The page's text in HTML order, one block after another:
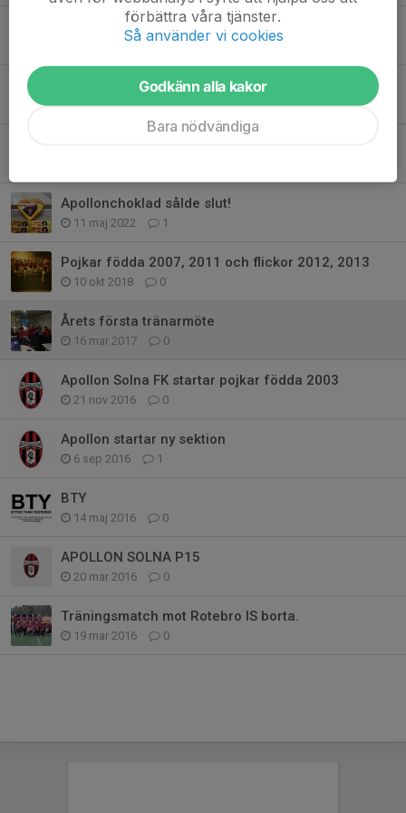
Fotbollsintresserade ungdomar födda 2011/12
24 nov 2023 0
Tisdagsträningar på SKIP B
11 apr 2023 0
Apollonchoklad sålde slut!
11 maj 2022 1
Pojkar födda 2007, 2011 och flickor 2012, 2013
10 okt 2018 0
Årets första tränarmöte
16 mar 2017 0
Apollon Solna FK startar pojkar födda 2003
21 nov 2016 0
Apollon startar ny sektion
6 sep 2016 1
BTY
14 maj 2016 0
APOLLON SOLNA P15
20 mar 2016 0
Träningsmatch mot Rotebro IS borta.
19 mar 2016 0
förbättra våra tjänster.
Så använder vi cookies
Godkänn alla kakor
Bara nödvändiga